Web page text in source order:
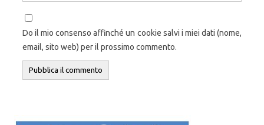
Do il mio consenso affinché un cookie salvi i miei dati (nome,
email, sito web) per il prossimo commento.